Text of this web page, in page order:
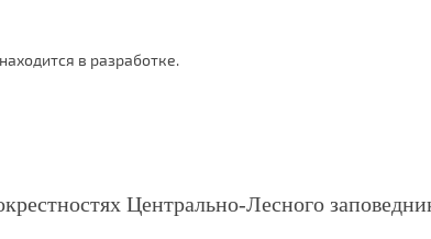
в разработке.
Центрально-Лесного